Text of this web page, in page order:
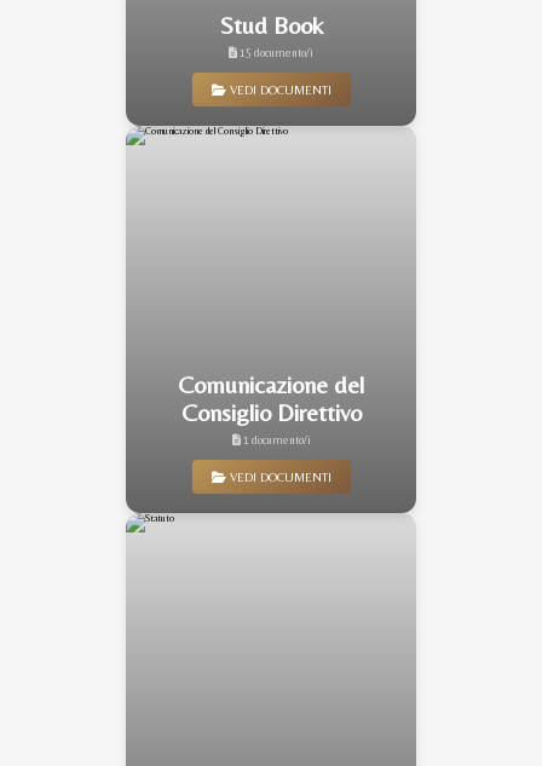
Stud Book
15 documento/i
VEDI DOCUMENTI
Comunicazione del
Consiglio Direttivo
1 documento/i
VEDI DOCUMENTI